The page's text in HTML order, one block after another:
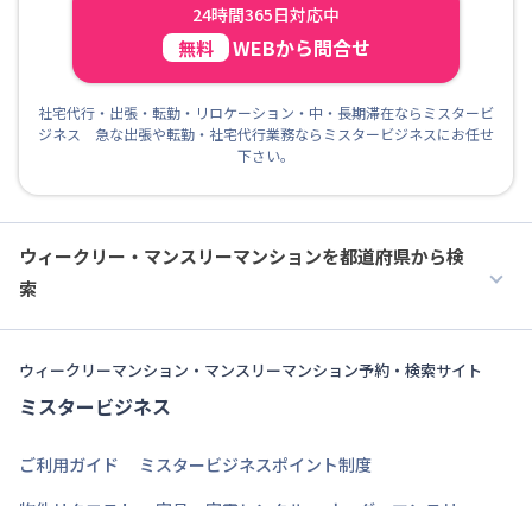
24時間365日対応中
無料 WEBから問合せ
社宅代行・出張・転勤・リロケーション・中・長期滞在ならミスタービ
ジネス 急な出張や転勤・社宅代行業務ならミスタービジネスにお任せ
下さい。
ウィークリー・マンスリーマンションを都道府県から検
索
ウィークリーマンション・マンスリーマンション予約・検索サイト
ミスタービジネス
ご利用ガイド
ミスタービジネスポイント制度